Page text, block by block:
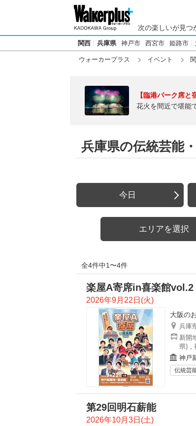
次の楽しいが見つ
関西 兵庫県 神戸市 西宮市 姫路市
ウォーカープラス イベント
【臨港パーク席と
花火を間近で堪能
兵庫県の伝統芸能
今日
エリアを選択
全4件中1〜4件
楽屋A寄席in喜楽館vol.2
2026年9月22日(火)
大阪の
兵庫
新開
県) ,
神戸
伝統芸
第29回明石薪能
2026年10月3日(土)